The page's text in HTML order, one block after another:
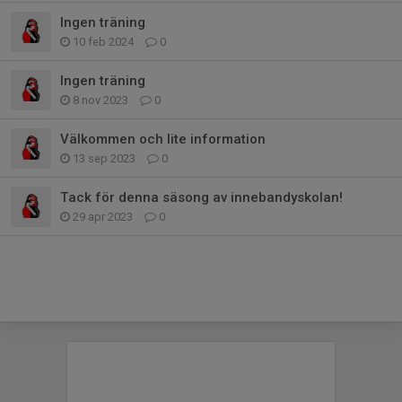
Ingen träning
10 feb 2024 0
Ingen träning
8 nov 2023 0
Välkommen och lite information
13 sep 2023 0
Tack för denna säsong av innebandyskolan!
29 apr 2023 0